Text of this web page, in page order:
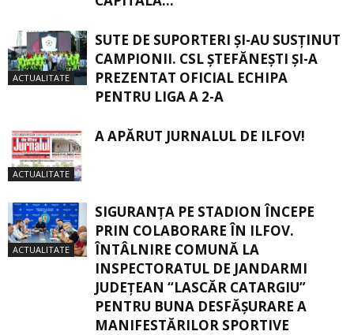
ACTUALITATE
SUTE DE SUPORTERI ȘI-AU SUSȚINUT
CAMPIONII. CSL ȘTEFĂNEȘTI ȘI-A
PREZENTAT OFICIAL ECHIPA
PENTRU LIGA A 2-A
ACTUALITATE
A APĂRUT JURNALUL DE ILFOV!
ACTUALITATE
SIGURANŢA PE STADION ÎNCEPE
PRIN COLABORARE ÎN ILFOV.
ÎNTÂLNIRE COMUNĂ LA
INSPECTORATUL DE JANDARMI
JUDEȚEAN “LASCĂR CATARGIU”
PENTRU BUNA DESFĂȘURARE A
MANIFESTĂRILOR SPORTIVE